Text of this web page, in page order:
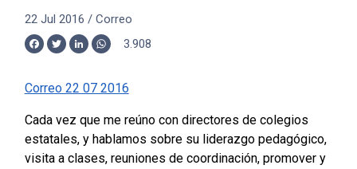
22 Jul 2016 / Correo
Facebook
TwitterLinkedInWhatsApp
3.908
Correo 22 07 2016
Cada vez que me reúno con directores de colegios
estatales, y hablamos sobre su liderazgo pedagógico,
visita a clases, reuniones de coordinación, promover y